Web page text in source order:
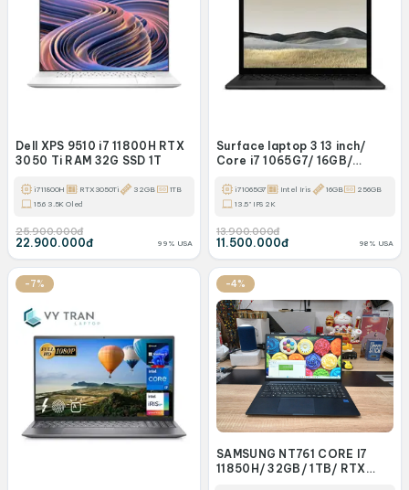
Dell XPS 9510 i7 11800H RTX
3050 Ti RAM 32G SSD 1T
i7 11800H RTX3050Ti 32GB
1TB
15.6 3.5K Oled
25.900.000đ
22.900.000đ 99% USA
Surface laptop 3 13 inch/
Core i7 1065G7/ 16GB/
i7 1065G7 Intel Iris 16GB
256GB
13.5" IPS 2K
13.900.000đ
11.500.000đ 98% USA
-7% -4%
SAMSUNG NT761 CORE I7
11850H/ 32GB/ 1TB/ RTX